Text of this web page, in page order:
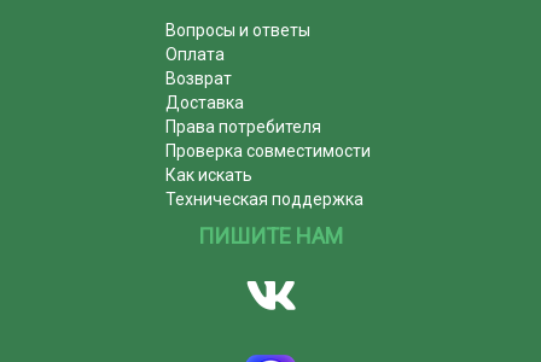
Вопросы и ответы
Оплата
Возврат
Доставка
Права потребителя
Проверка совместимости
Как искать
Техническая поддержка
ПИШИТЕ НАМ